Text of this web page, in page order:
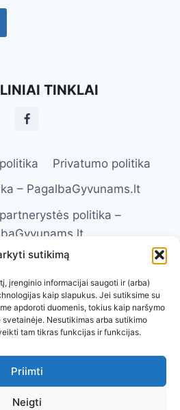
sutikimą
įrenginio informacijai saugoti ir (arba)
kaip slapukus. Jei sutiksime su
apdoroti duomenis, tokius kaip naršymo
Nesutikimas arba sutikimo
tam tikras funkcijas ir funkcijas.
Priimti
Neigti
TINKLAI
Privatumo politika
– PagalbaGyvunams.lt
politika –
apribojimas –
– PagalbaGyvunams.lt
Apie Mus